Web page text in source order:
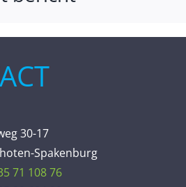
30-17
Spakenburg
71 108 76